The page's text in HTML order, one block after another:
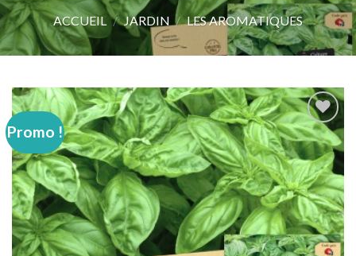
ACCUEIL / JARDIN / LES AROMATIQUES
Promo !
Ajouter
à
wishlist